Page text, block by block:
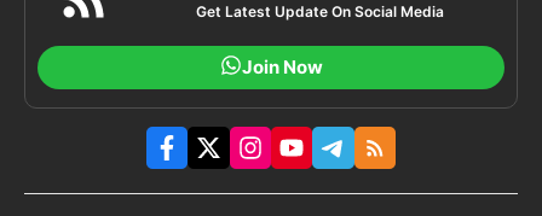
Get Latest Update On Social Media
Join Now